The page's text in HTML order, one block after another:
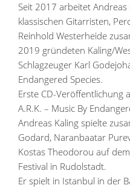
Seit 2017 arbeitet
klassischen Gitarristen,
Reinhold Westerheide
2019 gründeten Kaling/
Schlagzeuger Karl
Endangered Species.
Erste CD-Veröffentlichung
A.R.K. – Music By
Andreas Kaling spielte
Godard, Naranbaatar
Kostas Theodorou auf
Festival in Rudolstadt.
Er spielt in Istanbul in der